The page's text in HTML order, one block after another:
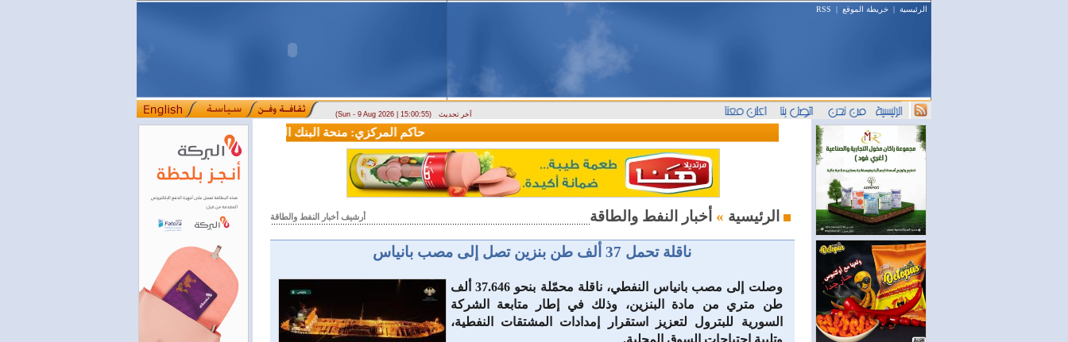
الرئيسية | خريطة الموقع |
RSS
(Sun - 9 Aug 2026 | 15:00:55) آخر تحديث
حاكم المركزي: منحة البنك الدولي لسورية خطوة أساسية نحو بناء قطاع مالي حديث
أرشيف أخبار النفط والطاقة الرئيسية »
ناقلة تحمل 37 ألف طن بنزين تصل إلى مصب بانياس
وصلت إلى مصب بانياس النفطي، ناقلة محمّلة بنحو 37.646 ألف
طن متري من مادة البنزين، وذلك في إطار متابعة الشركة
السورية للبترول لتعزيز استقرار إمدادات المشتقات النفطية،
وتلبية احتياجات السوق المحلية.